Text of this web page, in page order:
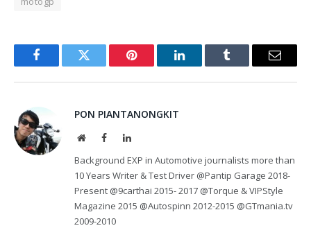
FacebookTwitter Pinterest LinkedInTumblr Email
PON PIANTANONGKIT
WebsiteFacebookLinkedIn
Background EXP in Automotive journalists more than
10 Years Writer & Test Driver @Pantip Garage 2018-
Present @9carthai 2015- 2017 @Torque & VIPStyle
Magazine 2015 @Autospinn 2012-2015 @GTmania.tv
2009-2010